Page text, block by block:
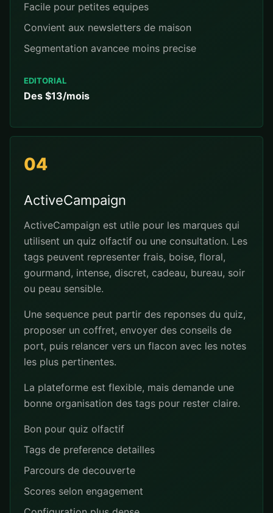
Facile pour petites equipes
Convient aux newsletters de maison
Segmentation avancee moins precise
EDITORIAL
Des $13/mois
04
ActiveCampaign
ActiveCampaign est utile pour les marques qui
utilisent un quiz olfactif ou une consultation. Les
tags peuvent representer frais, boise, floral,
gourmand, intense, discret, cadeau, bureau, soir
ou peau sensible.
Une sequence peut partir des reponses du quiz,
proposer un coffret, envoyer des conseils de
port, puis relancer vers un flacon avec les notes
les plus pertinentes.
La plateforme est flexible, mais demande une
bonne organisation des tags pour rester claire.
Bon pour quiz olfactif
Tags de preference detailles
Parcours de decouverte
Scores selon engagement